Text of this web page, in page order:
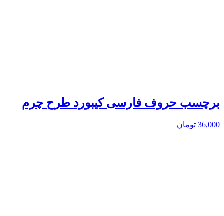
برچسب حروف فارسی کیبورد طرح چرم
36,000 تومان